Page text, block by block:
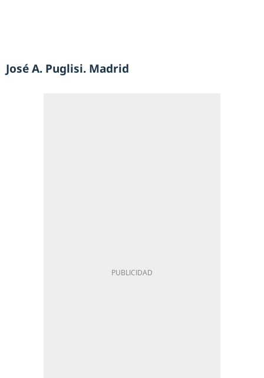
José A. Puglisi. Madrid